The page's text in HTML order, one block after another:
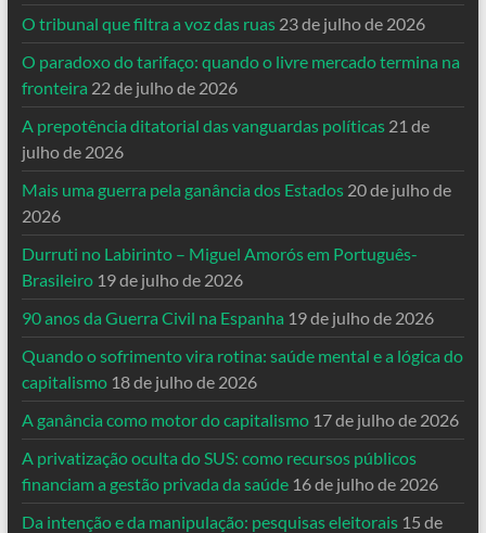
O tribunal que filtra a voz das ruas 23 de julho de 2026
O paradoxo do tarifaço: quando o livre mercado termina na
fronteira 22 de julho de 2026
A prepotência ditatorial das vanguardas políticas 21 de
julho de 2026
Mais uma guerra pela ganância dos Estados 20 de julho de
2026
Durruti no Labirinto – Miguel Amorós em Português-
Brasileiro 19 de julho de 2026
90 anos da Guerra Civil na Espanha 19 de julho de 2026
Quando o sofrimento vira rotina: saúde mental e a lógica do
capitalismo 18 de julho de 2026
A ganância como motor do capitalismo 17 de julho de 2026
A privatização oculta do SUS: como recursos públicos
financiam a gestão privada da saúde 16 de julho de 2026
Da intenção e da manipulação: pesquisas eleitorais 15 de